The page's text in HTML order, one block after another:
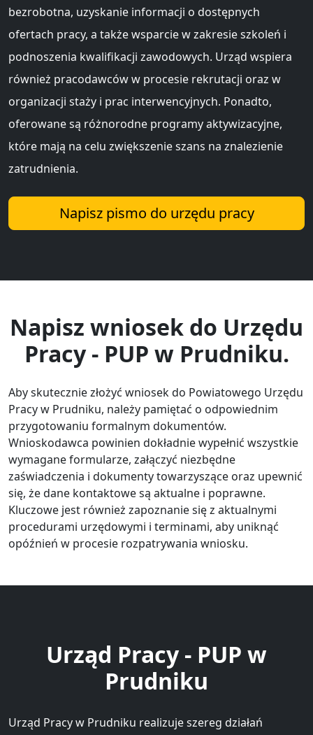
bezrobotna, uzyskanie informacji o dostępnych
ofertach pracy, a także wsparcie w zakresie szkoleń i
podnoszenia kwalifikacji zawodowych. Urząd wspiera
również pracodawców w procesie rekrutacji oraz w
organizacji staży i prac interwencyjnych. Ponadto,
oferowane są różnorodne programy aktywizacyjne,
które mają na celu zwiększenie szans na znalezienie
zatrudnienia.
Napisz pismo do urzędu pracy
Napisz wniosek do Urzędu
Pracy - PUP w Prudniku.
Aby skutecznie złożyć wniosek do Powiatowego Urzędu
Pracy w Prudniku, należy pamiętać o odpowiednim
przygotowaniu formalnym dokumentów.
Wnioskodawca powinien dokładnie wypełnić wszystkie
wymagane formularze, załączyć niezbędne
zaświadczenia i dokumenty towarzyszące oraz upewnić
się, że dane kontaktowe są aktualne i poprawne.
Kluczowe jest również zapoznanie się z aktualnymi
procedurami urzędowymi i terminami, aby uniknąć
opóźnień w procesie rozpatrywania wniosku.
Urząd Pracy - PUP w
Prudniku
Urząd Pracy w Prudniku realizuje szereg działań